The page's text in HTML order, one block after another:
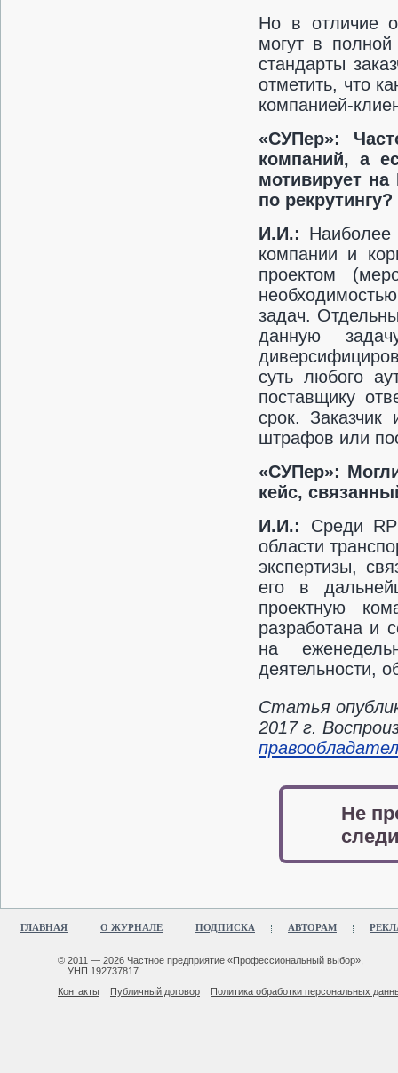
Но в отличие
могут в полной
стандарты
отметить, что
компанией-
«СУПер»:
компаний, а
мотивирует
по рекрутингу?
И.И.: Наиболее
компании и
проектом
задач.
данную
суть любого
поставщику
срок.
штрафов или
«СУПер»:
кейс,
И.И.: Среди
области
экспертизы,
его в
проектную
разработана и
на
деятельности,
Статья
2017 г.
Не
ГЛАВНАЯ О ЖУРНАЛЕ ПОДПИСКА АВТОРАМ
© 2011 — 2026 Частное предприятие «Профессиональный выбор»,
УНП 192737817
Контакты
Публичный договор Политика обработки персональных